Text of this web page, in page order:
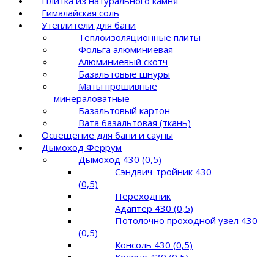
Гималайская соль
Утеплители для бани
Теплоизоляционные плиты
Фольга алюминиевая
Алюминиевый скотч
Базальтовые шнуры
Маты прошивные
минераловатные
Базальтовый картон
Вата базальтовая (ткань)
Освещение для бани и сауны
Дымоход Феррум
Дымоход 430 (0,5)
Сэндвич-тройник 430
(0,5)
Переходник
Адаптер 430 (0,5)
Потолочно проходной узел 430
(0,5)
Консоль 430 (0,5)